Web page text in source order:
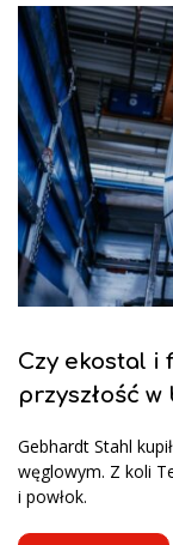
Czy ekostal i
przyszłość
Gebhardt Stahl
węglowym. Z koli
i powłok.